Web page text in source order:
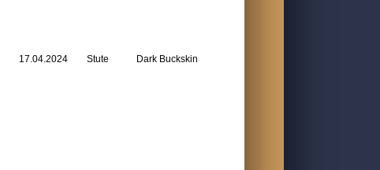
17.04.2024 Stute Dark Buckskin